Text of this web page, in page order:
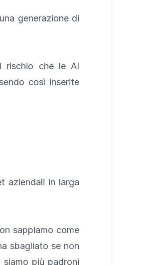
generazione di
rischio che le AI
così inserite
aziendali in larga
sappiamo come
sbagliato se non
più padroni